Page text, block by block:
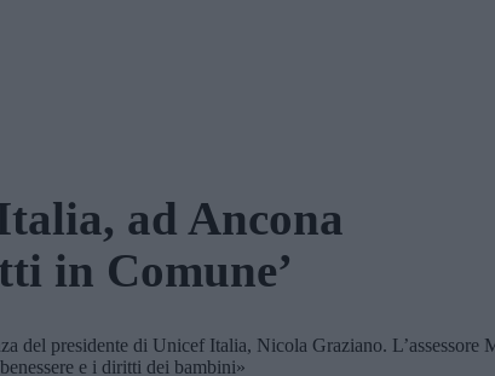
ad Ancona
in Comune’
del presidente di Unicef Italia, Nicola Graziano. L’assessore
e i diritti dei bambini»